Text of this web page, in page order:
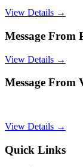
View Details →
Message From
View Details →
Message From
View Details →
Quick Links